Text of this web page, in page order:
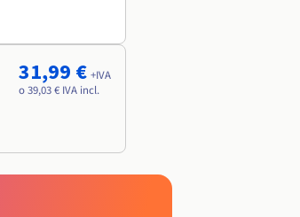
31,99 € +IVA
o 39,03 € IVA incl.